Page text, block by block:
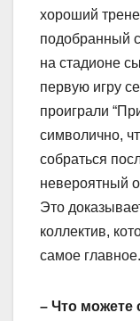
хороший
подобранный
на стадионе
первую игру
проиграли
символично,
собраться
невероятный
Это
коллектив,
самое главное.
– Что можете